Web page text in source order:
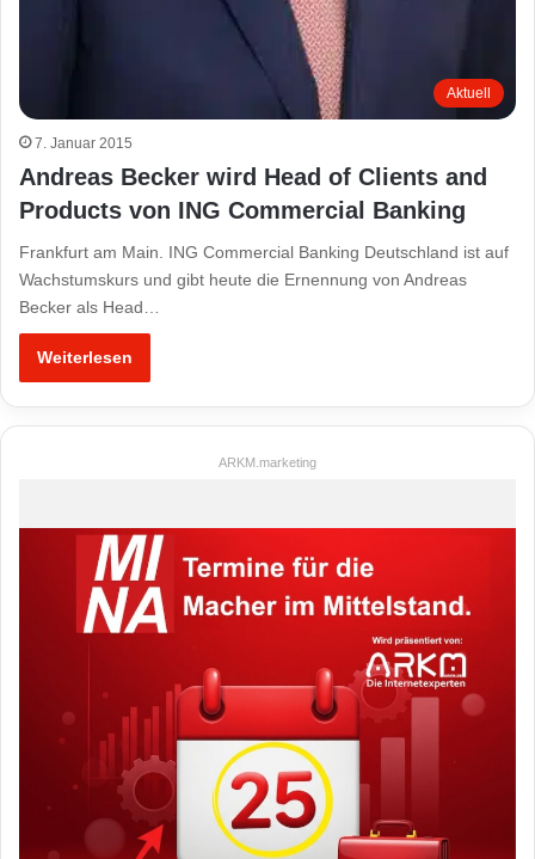
Aktuell
7. Januar 2015
Andreas Becker wird Head of Clients and
Products von ING Commercial Banking
Frankfurt am Main. ING Commercial Banking Deutschland ist auf
Wachstumskurs und gibt heute die Ernennung von Andreas
Becker als Head…
Weiterlesen
ARKM.marketing